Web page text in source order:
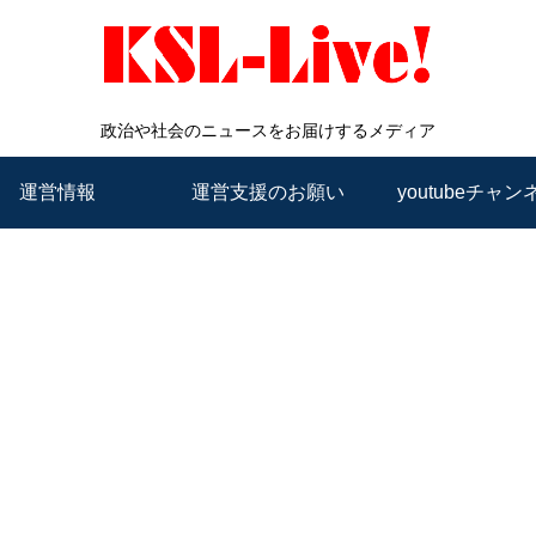
政治や社会のニュースをお届けするメディア
運営情報 運営支援のお願い youtubeチャン